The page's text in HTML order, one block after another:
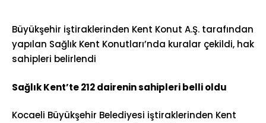
Büyükşehir iştiraklerinden Kent Konut A.Ş. tarafından
yapılan Sağlık Kent Konutları’nda kuralar çekildi, hak
sahipleri belirlendi
Sağlık Kent’te 212 dairenin sahipleri belli oldu
Kocaeli Büyükşehir Belediyesi iştiraklerinden Kent